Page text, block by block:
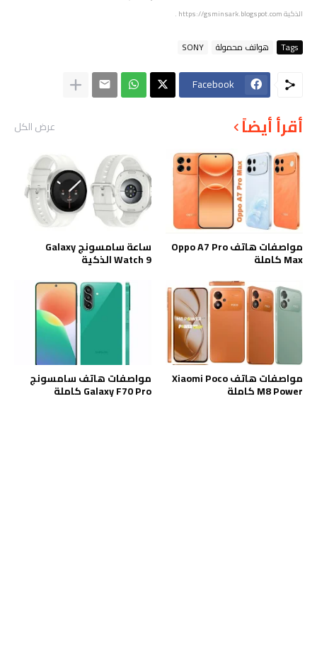
الذكيةhttps://gsminsark.blogspot.com
.
Tags هواتف محمولة SONY
Facebook
أقرأ أيضاً عرض الكل
مواصفات هاتف Oppo A7 Pro
Max كاملة
ساعة سامسونج Galaxy
Watch 9 الذكية
مواصفات هاتف Xiaomi Poco
M8 Power كاملة
مواصفات هاتف سامسونج
Galaxy F70 Pro كاملة